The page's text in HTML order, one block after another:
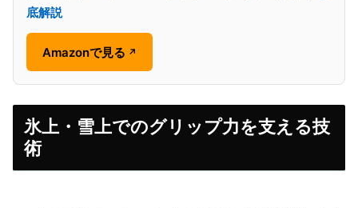
底解説
Amazonで見る ↗
氷上・雪上でのグリップ力を支える技
術